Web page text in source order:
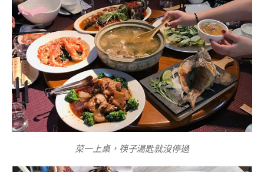
菜一上桌，筷子湯匙就沒停過